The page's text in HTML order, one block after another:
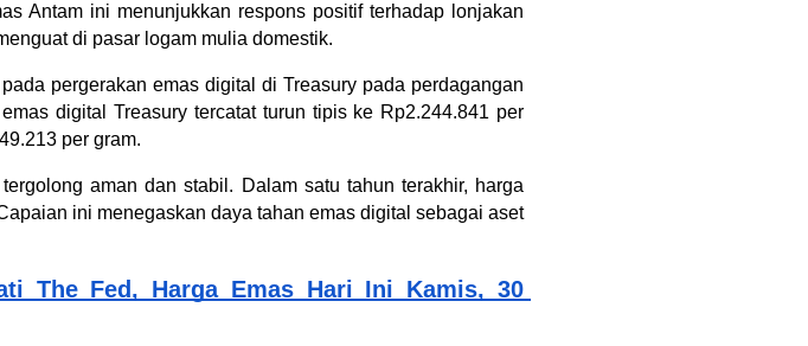
Antam ini menunjukkan respons positif terhadap lonjakan
di pasar logam mulia domestik.
pergerakan emas digital di Treasury pada perdagangan
digital Treasury tercatat turun tipis ke Rp2.244.841 per
per gram.
aman dan stabil. Dalam satu tahun terakhir, harga
ini menegaskan daya tahan emas digital sebagai aset
The Fed, Harga Emas Hari Ini Kamis, 30